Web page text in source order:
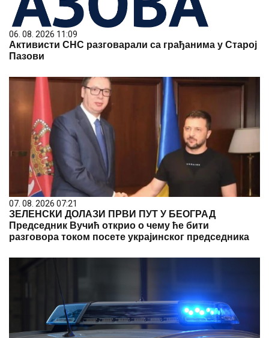
06. 08. 2026 11:09
Активисти СНС разговарали са грађанима у Старој
Пазови
07. 08. 2026 07:21
ЗЕЛЕНСКИ ДОЛАЗИ ПРВИ ПУТ У БЕОГРАД
Председник Вучић открио о чему ће бити
разговора током посете украјинског председника